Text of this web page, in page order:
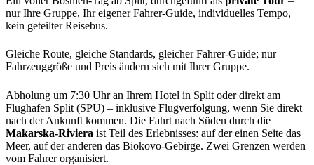
nur Ihre Gruppe, Ihr eigener Fahrer-Guide, individuelles Tempo,
kein geteilter Reisebus.
Gleiche Route, gleiche Standards, gleicher Fahrer-Guide; nur
Fahrzeuggröße und Preis ändern sich mit Ihrer Gruppe.
Abholung um 7:30 Uhr an Ihrem Hotel in Split oder direkt am
Flughafen Split (SPU) – inklusive Flugverfolgung, wenn Sie direkt
nach der Ankunft kommen. Die Fahrt nach Süden durch die
Makarska-Riviera ist Teil des Erlebnisses: auf der einen Seite das
Meer, auf der anderen das Biokovo-Gebirge. Zwei Grenzen werden
vom Fahrer organisiert.